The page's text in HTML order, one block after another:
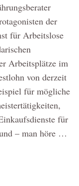
der
für Arbeitslose
Arbeitsplätze im
von derzeit
für mögliche
für
– man höre …